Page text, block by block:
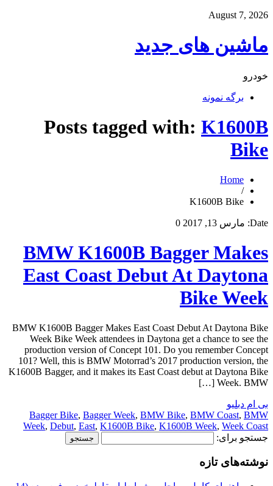
August 7, 2026
ماشین های جدید
خودرو
برگه نمونه
Posts tagged with: K1600B
Bike
Home
/
K1600B Bike
Date: مارس 13, 2017 0
BMW K1600B Bagger Makes
East Coast Debut At Daytona
Bike Week
BMW K1600B Bagger Makes East Coast Debut At Daytona Bike
Week Bike Week attendees in Daytona get a chance to see the
production version of Concept 101. Do you remember Concept
101? Well, this is BMW Motorrad’s 2017 production version, the
K1600B Bagger, and it makes its East Coast debut at Daytona Bike
Week. BMW […]
بی ام دبلیو
Bagger Bike, Bagger Week, BMW Bike, BMW Coast, BMW
Week, Debut, East, K1600B Bike, K1600B Week, Week Coast
جستجو برای:
نوشته‌های تازه